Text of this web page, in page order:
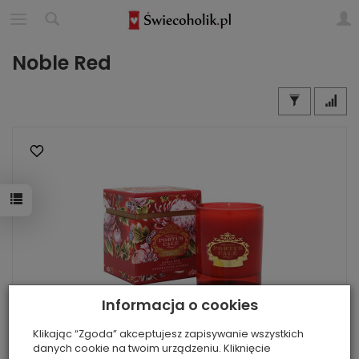
Noble Red
Informacja o cookies
Klikając “Zgoda” akceptujesz zapisywanie wszystkich
danych cookie na twoim urządzeniu. Kliknięcie